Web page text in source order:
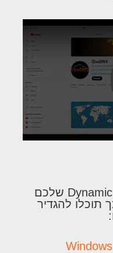
כבר הגדרתם את ה-Dynamic DNS שלכם
תוכלו להגדיר